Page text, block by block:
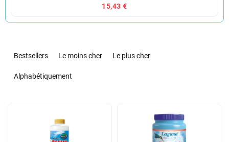
15,43 €
Bestsellers Le moins cher Le plus cher
Alphabétiquement